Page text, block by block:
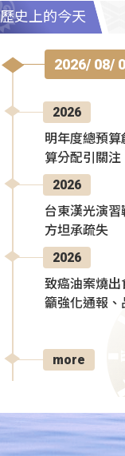
歷史上的今天
2026/ 08/
2026
明年度總預
算分配引關注
2026
台東漢光演習
方坦承疏失
2026
致癌油案燒出
籲強化通報、
more